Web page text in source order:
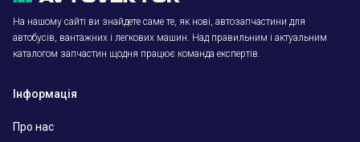
На нашому сайті ви знайдете саме те, як нові, автозапчастини для
автобусів, вантажних і легкових машин. Над правильним і актуальним
каталогом запчастин щодня працює команда експертів.
Інформація
Про нас